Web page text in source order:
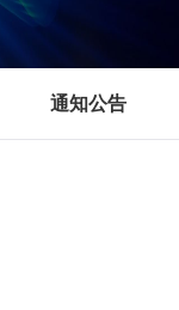
通知公告